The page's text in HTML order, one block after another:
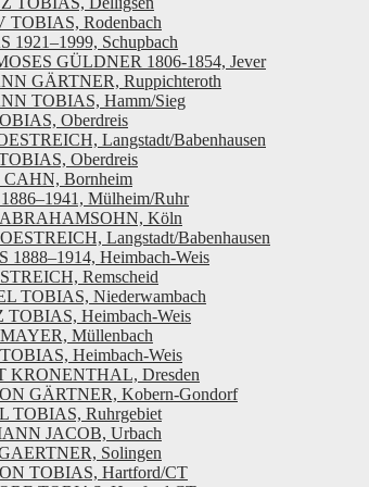
TOBIAS, Rodenbach
1921–1999, Schupbach
GÜLDNER 1806-1854, Jever
GÄRTNER, Ruppichteroth
TOBIAS, Hamm/Sieg
Oberdreis
Langstadt/Babenhausen
Oberdreis
CAHN, Bornheim
Mülheim/Ruhr
Köln
Langstadt/Babenhausen
Heimbach-Weis
Remscheid
TOBIAS, Niederwambach
TOBIAS, Heimbach-Weis
Müllenbach
Heimbach-Weis
KRONENTHAL, Dresden
GÄRTNER, Kobern-Gondorf
TOBIAS, Ruhrgebiet
JACOB, Urbach
Solingen
TOBIAS, Hartford/CT